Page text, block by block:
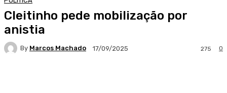
Cleitinho pede mobilização por
anistia
By Marcos Machado 17/09/2025 0
275